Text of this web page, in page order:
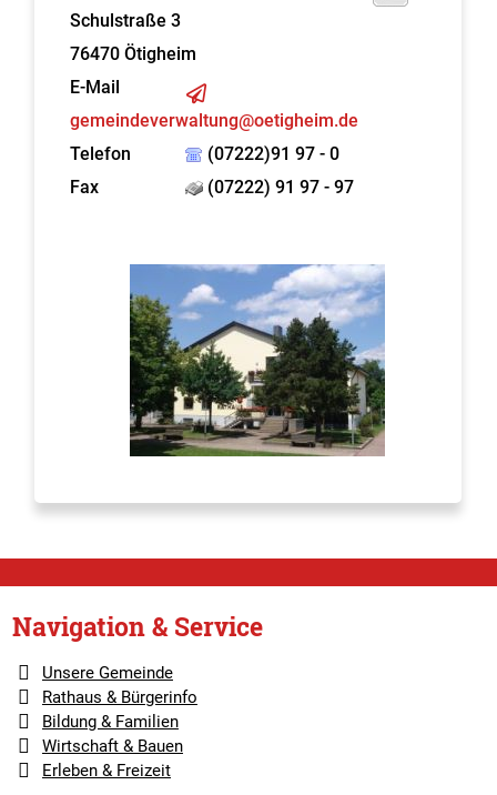
Schulstraße 3
76470 Ötigheim
E-Mail
gemeindeverwaltung@oetigheim.de
Telefon
(07222)91 97 - 0
Fax
(07222) 91 97 - 97
Navigation & Service
Unsere Gemeinde
Rathaus & Bürgerinfo
Bildung & Familien
Wirtschaft & Bauen
Erleben & Freizeit